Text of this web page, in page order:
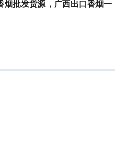
烟批发货源，广西出口香烟一